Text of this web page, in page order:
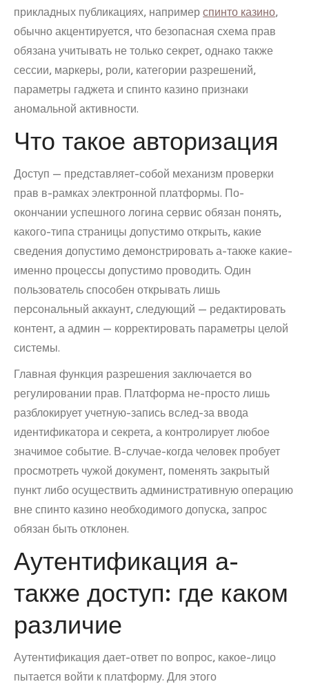
прикладных публикациях, например спинто казино,
обычно акцентируется, что безопасная схема прав
обязана учитывать не только секрет, однако также
сессии, маркеры, роли, категории разрешений,
параметры гаджета и спинто казино признаки
аномальной активности.
Что такое авторизация
Доступ — представляет-собой механизм проверки
прав в-рамках электронной платформы. По-
окончании успешного логина сервис обязан понять,
какого-типа страницы допустимо открыть, какие
сведения допустимо демонстрировать а-также какие-
именно процессы допустимо проводить. Один
пользователь способен открывать лишь
персональный аккаунт, следующий — редактировать
контент, а админ — корректировать параметры целой
системы.
Главная функция разрешения заключается во
регулировании прав. Платформа не-просто лишь
разблокирует учетную-запись вслед-за ввода
идентификатора и секрета, а контролирует любое
значимое событие. В-случае-когда человек пробует
просмотреть чужой документ, поменять закрытый
пункт либо осуществить административную операцию
вне спинто казино необходимого допуска, запрос
обязан быть отклонен.
Аутентификация а-
также доступ: где каком
различие
Аутентификация дает-ответ по вопрос, какое-лицо
пытается войти к платформу. Для этого